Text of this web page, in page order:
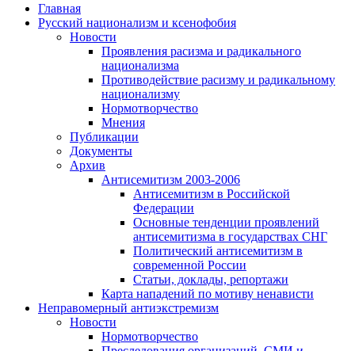
Главная
Русский национализм и ксенофобия
Новости
Проявления расизма и радикального
национализма
Противодействие расизму и радикальному
национализму
Нормотворчество
Мнения
Публикации
Документы
Архив
Антисемитизм 2003-2006
Антисемитизм в Российской
Федерации
Основные тенденции проявлений
антисемитизма в государствах СНГ
Политический антисемитизм в
современной России
Статьи, доклады, репортажи
Карта нападений по мотиву ненависти
Неправомерный антиэкстремизм
Новости
Нормотворчество